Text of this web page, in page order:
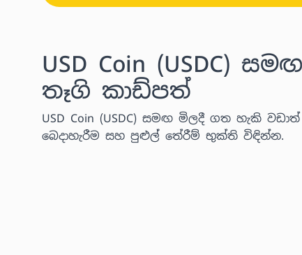
USD Coin (USDC)
තෑගි කාඩ්පත්
USD Coin (USDC) සමඟ මිලදී ගත හැකි
බෙදාහැරීම සහ පුළුල් තේරීම් භුක්ති විඳින්න.